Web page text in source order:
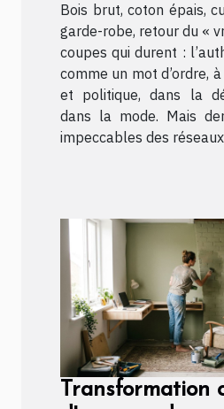
Bois brut, coton épais,
garde-robe, retour du «
coupes qui durent :
comme un mot d’ordre,
et politique, dans la
dans la mode. Mais
impeccables des réseaux
Transformation